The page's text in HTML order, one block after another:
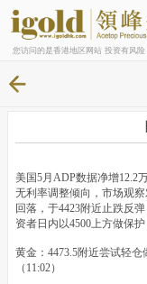
您访问的是香港地区网站 投资有风险
美国5月ADP数据净增12.2
无利率调整倾向，市场观
回落，于4423附近止跌反
资者日内以4500上方做保护
黄金：4473.5附近尝试轻仓
（11:02）